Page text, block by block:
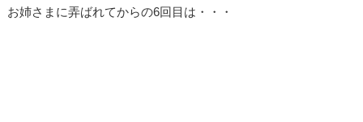
お姉さまに弄ばれてからの6回目は・・・